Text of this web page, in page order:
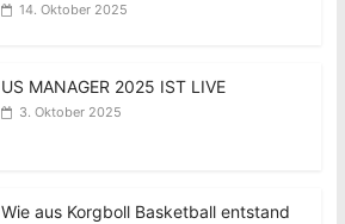
14. Oktober 2025
US MANAGER 2025 IST LIVE
3. Oktober 2025
Wie aus Korgboll Basketball entstand